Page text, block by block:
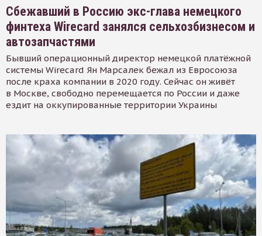
Сбежавший в Россию экс-глава немецкого
финтеха Wirecard занялся сельхозбизнесом и
автозапчастями
Бывший операционный директор немецкой платёжной
системы Wirecard Ян Марсалек бежал из Евросоюза
после краха компании в 2020 году. Сейчас он живёт
в Москве, свободно перемещается по России и даже
ездит на оккупированные территории Украины